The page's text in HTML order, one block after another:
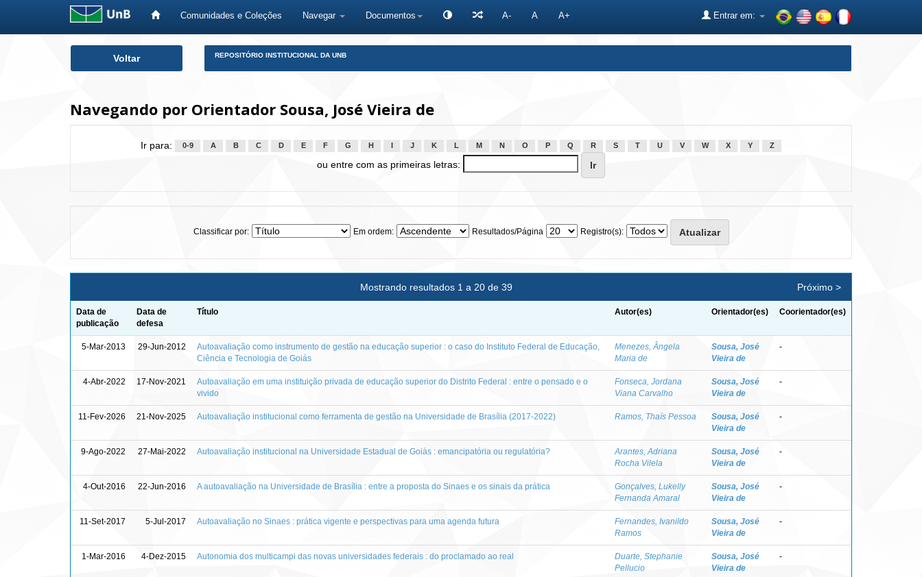
Comunidades e Coleções Navegar Documentos A- A A+ Entrar em:
Voltar REPOSITÓRIO INSTITUCIONAL DA UNB
Navegando por Orientador Sousa, José Vieira de
Ir para: 0-9 A B C D E F G H J K L M N O P Q R S T U V W X Y Z
ou entre com as primeiras letras:
Classificar por: Em ordem: Resultados/Página Registro(s):
Mostrando resultados 1 a 20 de 39 Próximo >
Data de
publicação
Data de
defesa
Título Autor(es) Orientador(es) Coorientador(es)
5-Mar-2013 29-Jun-2012
Autoavaliação como instrumento de gestão na educação superior : o caso do Instituto Federal de Educação,
Ciência e Tecnologia de Goiás
Menezes, Ângela
Maria de
Sousa, José
Vieira de
-
4-Abr-2022 17-Nov-2021
Autoavaliação em uma instituição privada de educação superior do Distrito Federal : entre o pensado e o
vivido
Fonseca, Jordana
Viana Carvalho
Sousa, José
Vieira de
-
11-Fev-2026 21-Nov-2025 Autoavaliação institucional como ferramenta de gestão na Universidade de Brasília (2017-2022) Ramos, Thaís Pessoa
Sousa, José
Vieira de
-
9-Ago-2022 27-Mai-2022 Autoavaliação institucional na Universidade Estadual de Goiás : emancipatória ou regulatória?
Arantes, Adriana
Rocha Vilela
Sousa, José
Vieira de
-
4-Out-2016 22-Jun-2016 A autoavaliação na Universidade de Brasília : entre a proposta do Sinaes e os sinais da prática
Gonçalves, Lukelly
Fernanda Amaral
Sousa, José
Vieira de
-
11-Set-2017 5-Jul-2017 Autoavaliação no Sinaes : prática vigente e perspectivas para uma agenda futura
Fernandes, Ivanildo
Ramos
Sousa, José
Vieira de
-
1-Mar-2016 4-Dez-2015 Autonomia dos multicampi das novas universidades federais : do proclamado ao real
Duarte, Stephanie
Pellucio
Sousa, José
Vieira de
-